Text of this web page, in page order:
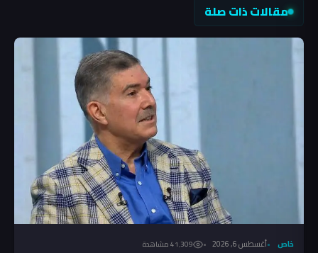
مقالات ذات صلة
خاص أغسطس 6, 2026 41٬309 مشاهدة